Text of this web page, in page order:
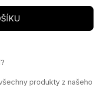
produkty z našeho